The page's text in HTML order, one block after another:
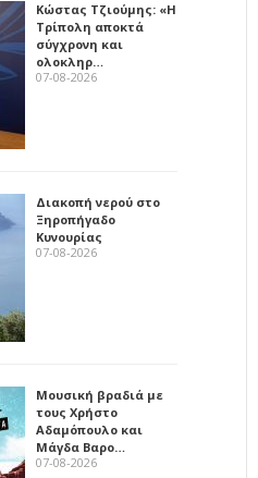
Κώστας Τζιούμης: «Η
Τρίπολη αποκτά
σύγχρονη και
ολοκληρ…
07-08-2026
Διακοπή νερού στο
Ξηροπήγαδο
Κυνουρίας
07-08-2026
Μουσική βραδιά με
τους Χρήστο
Αδαμόπουλο και
Μάγδα Βαρο…
07-08-2026